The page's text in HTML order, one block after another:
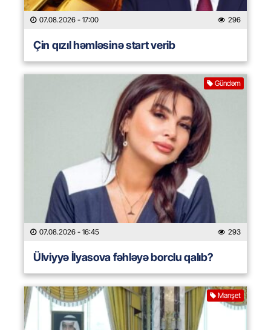
07.08.2026 - 17:00 296
Çin qızıl həmləsinə start verib
Gündəm
07.08.2026 - 16:45 293
Ülviyyə İlyasova fəhləyə borclu qalıb?
Manşet